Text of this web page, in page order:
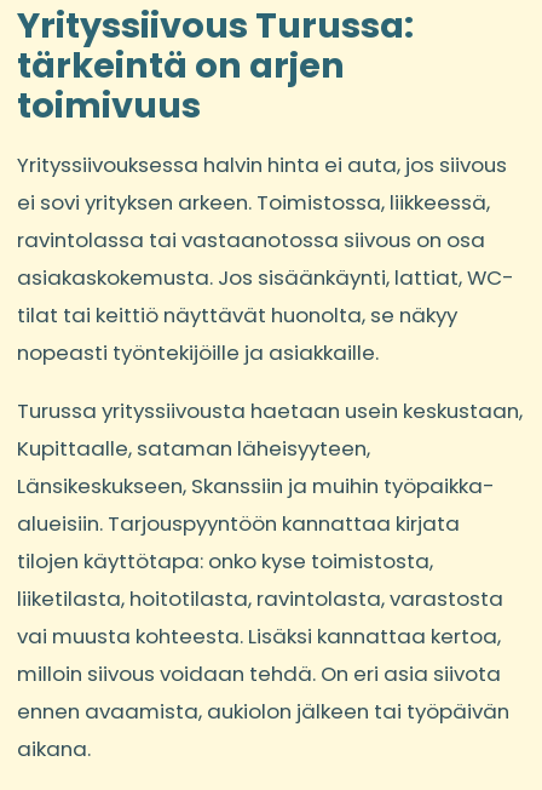
Yrityssiivous Turussa:
tärkeintä on arjen
toimivuus
Yrityssiivouksessa halvin hinta ei auta, jos siivous
ei sovi yrityksen arkeen. Toimistossa, liikkeessä,
ravintolassa tai vastaanotossa siivous on osa
asiakaskokemusta. Jos sisäänkäynti, lattiat, WC-
tilat tai keittiö näyttävät huonolta, se näkyy
nopeasti työntekijöille ja asiakkaille.
Turussa yrityssiivousta haetaan usein keskustaan,
Kupittaalle, sataman läheisyyteen,
Länsikeskukseen, Skanssiin ja muihin työpaikka-
alueisiin. Tarjouspyyntöön kannattaa kirjata
tilojen käyttötapa: onko kyse toimistosta,
liiketilasta, hoitotilasta, ravintolasta, varastosta
vai muusta kohteesta. Lisäksi kannattaa kertoa,
milloin siivous voidaan tehdä. On eri asia siivota
ennen avaamista, aukiolon jälkeen tai työpäivän
aikana.